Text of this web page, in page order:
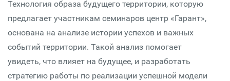
Технология образа будущего территории, которую
предлагает участникам семинаров центр «Гарант»,
основана на анализе истории успехов и важных
событий территории. Такой анализ помогает
увидеть, что влияет на будущее, и разработать
стратегию работы по реализации успешной модели